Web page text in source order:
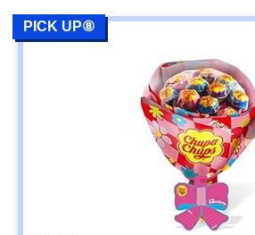
PICK UP⑧